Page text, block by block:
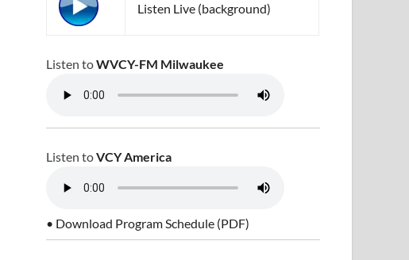
Listen Live (background)
Listen toWVCY-FM Milwaukee
Listen toVCY America
• Download Program Schedule (PDF)